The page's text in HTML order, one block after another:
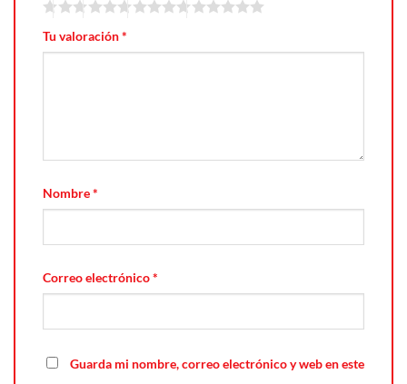
Tu valoración*
Nombre*
Correo electrónico*
Guarda mi nombre, correo electrónico y web en este